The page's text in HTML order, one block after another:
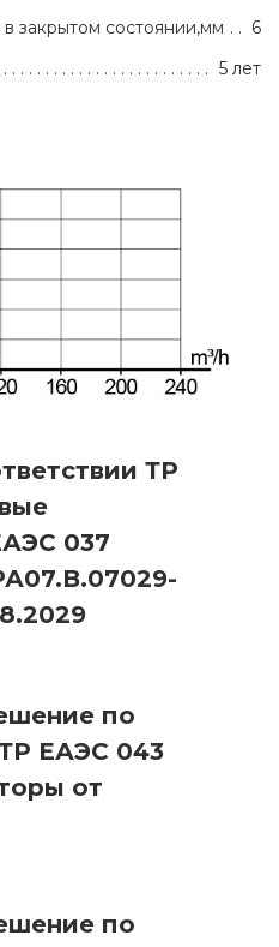
закрытом состоянии,мм
6
5 лет
ТР
037
по
ЕАЭС 043
от
по